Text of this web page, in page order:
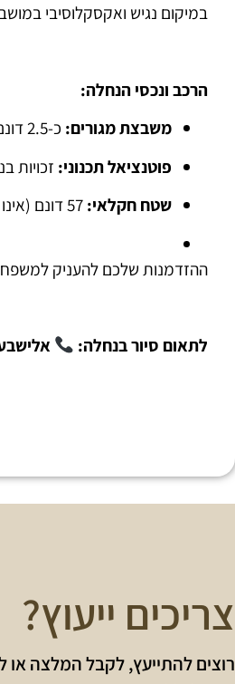
במיקום נגיש ואקסקלוסיבי
הרכב ונכסי הנחלה:
משבצת מגורים: כ-2.5 דונם, הכוללת בית בנוי של 70 מ"ר.
פוטנציאל תכנוני: זכויות בנייה מאושרות ל-3 בתים +
שטח חקלאי:
ההזדמנות שלכם להעניק
לתאום סיור בנחלה: אלישבע –
צריכים ייעוץ?
רוצים להתייעץ, לקבל המלצה